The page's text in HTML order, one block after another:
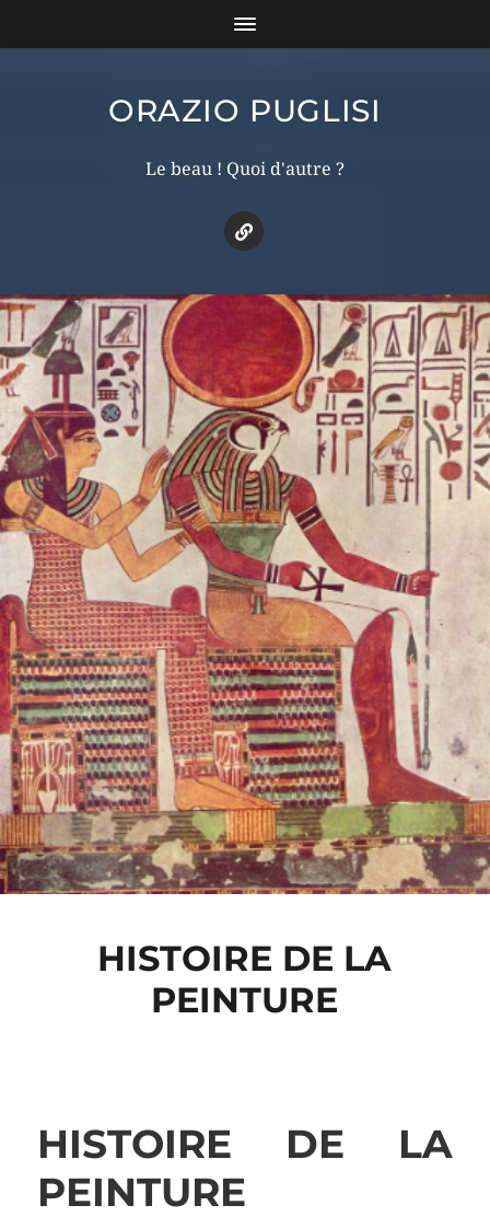
ORAZIO PUGLISI
Le beau ! Quoi d'autre ?
HISTOIRE DE LA
PEINTURE
HISTOIRE DE LA
PEINTURE